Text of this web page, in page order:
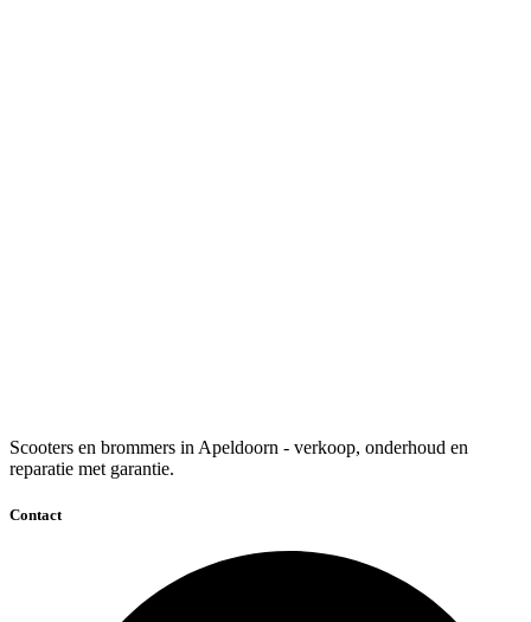
Scooters en brommers in Apeldoorn - verkoop, onderhoud en
reparatie met garantie.
Contact